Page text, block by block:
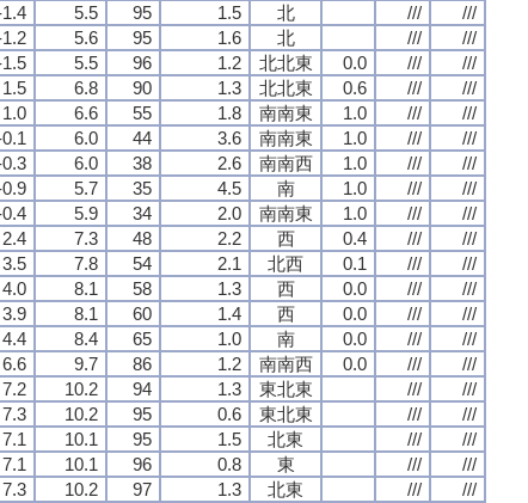
5.5 95 1.5 北 ///
///
5.6 95 1.6 北 ///
///
5.5 96 1.2 北北東 0.0 ///
///
1.5 6.8 90 1.3 北北東 0.6 ///
///
1.0 6.6 55 1.8 南南東 1.0 ///
///
6.0 44 3.6 南南東 1.0 ///
///
6.0 38 2.6 南南西 1.0 ///
///
5.7 35 4.5 南 1.0 ///
///
5.9 34 2.0 南南東 1.0 ///
///
2.4 7.3 48 2.2 西 0.4 ///
///
3.5 7.8 54 2.1 北西 0.1 ///
///
4.0 8.1 58 1.3 西 0.0 ///
///
3.9 8.1 60 1.4 西 0.0 ///
///
4.4 8.4 65 1.0 南 0.0 ///
///
6.6 9.7 86 1.2 南南西 0.0 ///
///
7.2 10.2 94 1.3 東北東 ///
///
7.3 10.2 95 0.6 東北東 ///
///
7.1 10.1 95 1.5 北東 ///
///
7.1 10.1 96 0.8 東 ///
///
7.3 10.2 97 1.3 北東 /// ///